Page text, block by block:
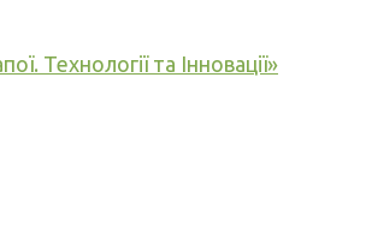
Технології та Інновації»